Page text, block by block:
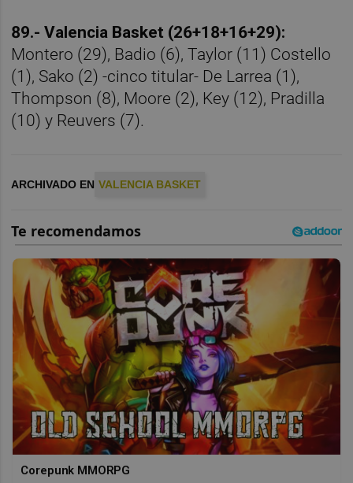
89.- Valencia Basket (26+18+16+29):
Montero (29), Badio (6), Taylor (11) Costello
(1), Sako (2) -cinco titular- De Larrea (1),
Thompson (8), Moore (2), Key (12), Pradilla
(10) y Reuvers (7).
ARCHIVADO EN VALENCIA BASKET
Corepunk MMORPG